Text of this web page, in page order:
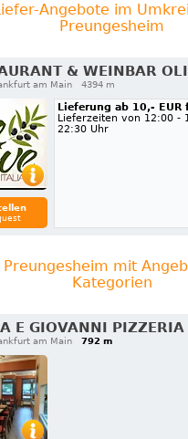
Angebote im
Preungesheim
& WEINBAR
am Main 4394 m
Lieferung ab 10,- EUR
Lieferzeiten von 12:00 -
22:30 Uhr
mit
Kategorien
E GIOVANNI PIZZERIA
am Main 792 m